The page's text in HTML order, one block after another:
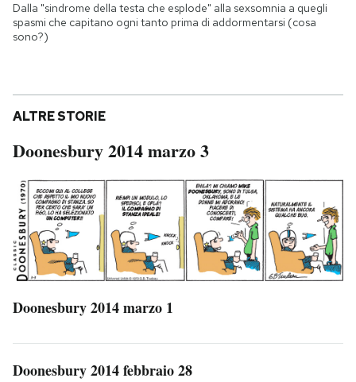
Dalla "sindrome della testa che esplode" alla sexsomnia a quegli
spasmi che capitano ogni tanto prima di addormentarsi (cosa
sono?)
ALTRE STORIE
Doonesbury 2014 marzo 3
Doonesbury 2014 marzo 1
Doonesbury 2014 febbraio 28